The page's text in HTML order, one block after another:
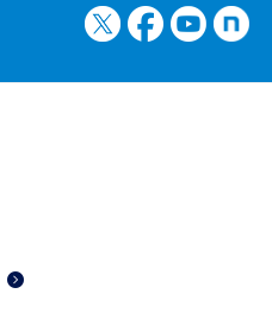
X（旧Twitter）
Facebook